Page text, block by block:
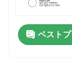
ベスト